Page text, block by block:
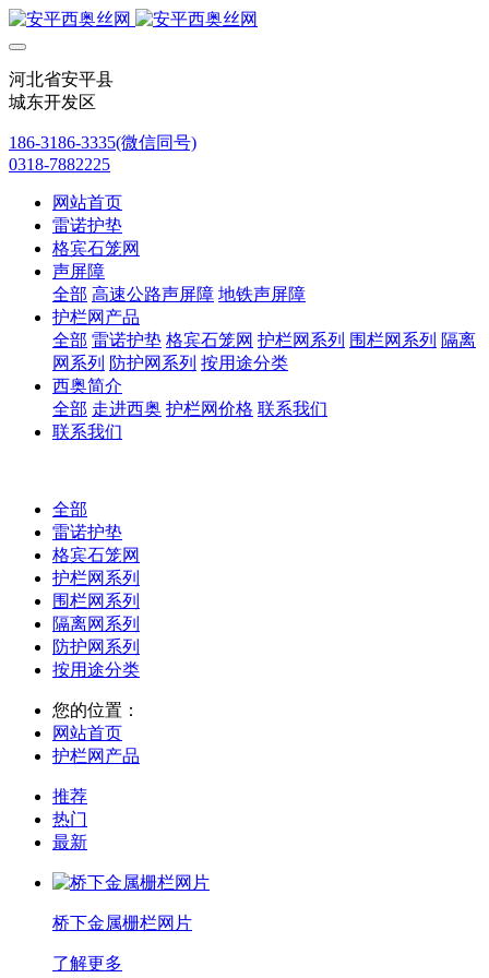
河北省安平县
城东开发区
186-3186-3335(微信同号)
0318-7882225
网站首页
雷诺护垫
格宾石笼网
声屏障
全部 高速公路声屏障 地铁声屏障
护栏网产品
全部 雷诺护垫 格宾石笼网 护栏网系列 围栏网系列 隔离
网系列 防护网系列 按用途分类
西奥简介
全部 走进西奥 护栏网价格 联系我们
联系我们
全部
雷诺护垫
格宾石笼网
护栏网系列
围栏网系列
隔离网系列
防护网系列
按用途分类
您的位置：
网站首页
护栏网产品
推荐
热门
最新
桥下金属栅栏网片
了解更多